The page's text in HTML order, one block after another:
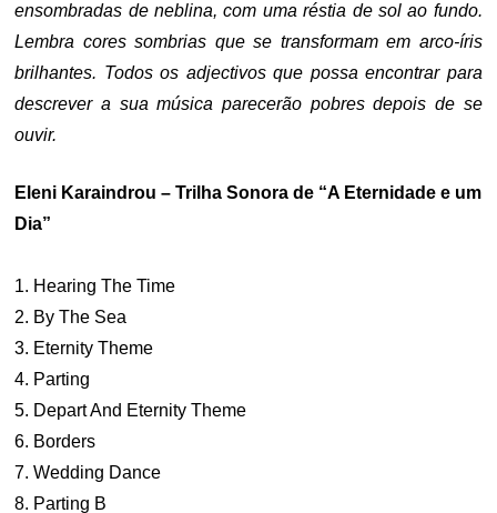
ensombradas de neblina, com uma réstia de sol ao fundo.
Lembra cores sombrias que se transformam em arco-íris
brilhantes. Todos os adjectivos que possa encontrar para
descrever a sua música parecerão pobres depois de se
ouvir.
Eleni Karaindrou – Trilha Sonora de “A Eternidade e um
Dia”
1. Hearing The Time
2. By The Sea
3. Eternity Theme
4. Parting
5. Depart And Eternity Theme
6. Borders
7. Wedding Dance
8. Parting B